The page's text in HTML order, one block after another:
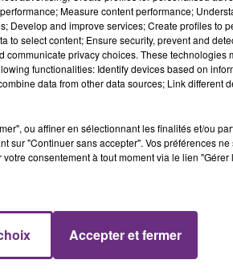
- 14h00
DE CAISSE
Measure content performance;
Develop and improve services; Create profiles to
to select content; Ensure security, prevent and
privacy choices. These technologies
functionalities: Identify devices based on
data from other data sources; Link different
ou affiner en sélectionnant les finalités et/ou
sur "Continuer sans accepter". Vos préférences
consentement à tout moment via le lien
Accepter et fermer